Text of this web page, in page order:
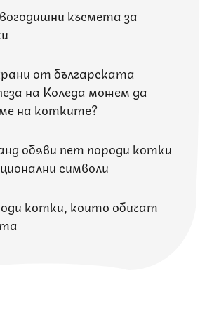
късмета за
от българската
на Коледа можем да
на котките?
обяви пет породи котки
символи
котки, които обичат